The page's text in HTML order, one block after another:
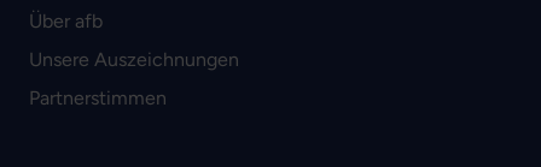
Über afb
Unsere Auszeichnungen
Partnerstimmen